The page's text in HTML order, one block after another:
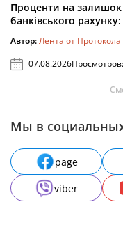
Проценти на залишок
банківського
Автор:Лента от Протокола
07.08.2026Просмотров:
Мы в социальных
page
viber